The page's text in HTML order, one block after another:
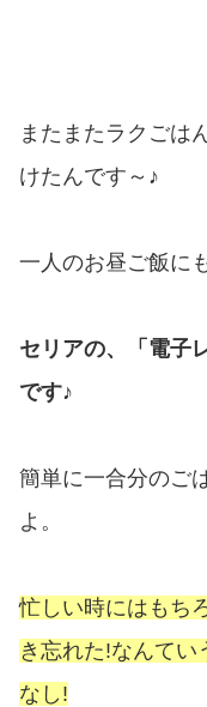
またまたラクごは
けたんです～♪
一人のお昼ご飯に
セリアの、「電子
です♪
簡単に一合分のご
よ。
忙しい時にはもち
き忘れた!なんて
なし!